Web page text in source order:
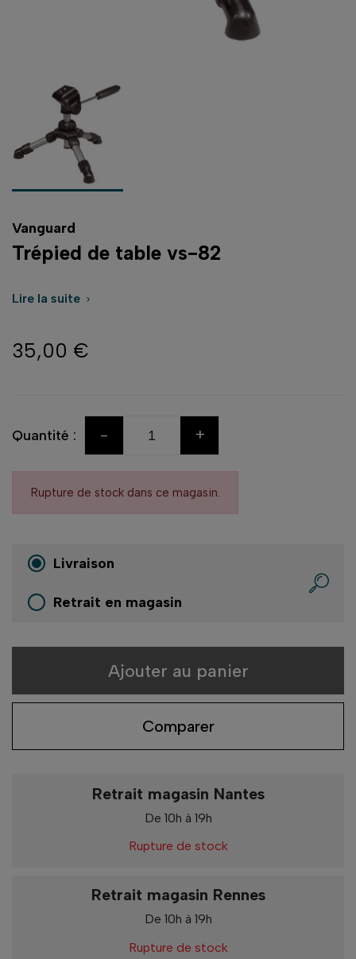
Vanguard
Trépied de table vs-82
Lire la suite 
35,00 €
Quantité : - +
Rupture de stock dans ce magasin.
Livraison
Retrait en magasin
Ajouter au panier
Comparer
Retrait magasin Nantes
De 10h à 19h
Rupture de stock
Retrait magasin Rennes
De 10h à 19h
Rupture de stock